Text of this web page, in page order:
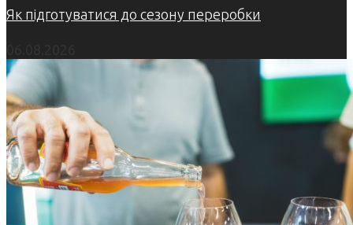
Як підготуватися до сезону переробки